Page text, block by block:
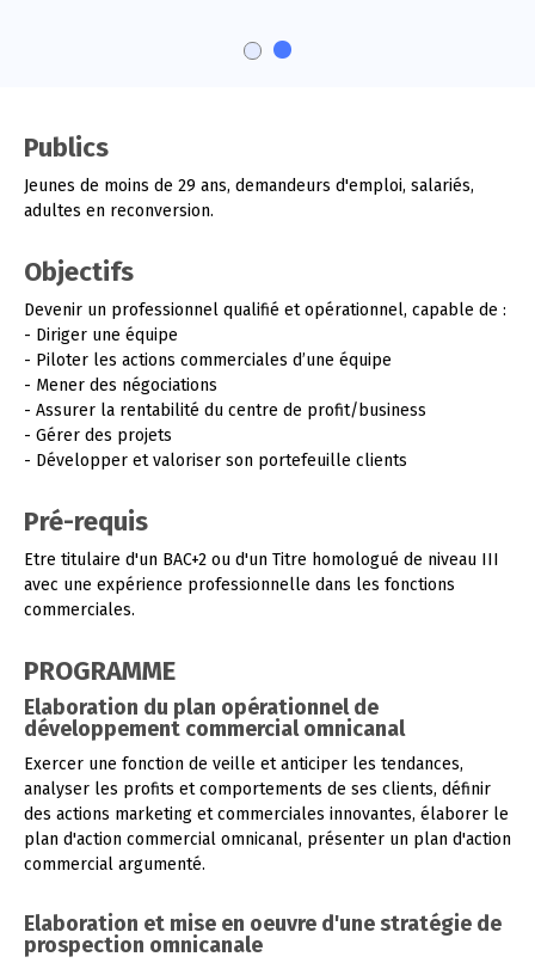
Publics
Jeunes de moins de 29 ans, demandeurs d'emploi, salariés,
adultes en reconversion.
Objectifs
Devenir un professionnel qualifié et opérationnel, capable de :
- Diriger une équipe
- Piloter les actions commerciales d’une équipe
- Mener des négociations
- Assurer la rentabilité du centre de profit/business
- Gérer des projets
- Développer et valoriser son portefeuille clients
Pré-requis
Etre titulaire d'un BAC+2 ou d'un Titre homologué de niveau III
avec une expérience professionnelle dans les fonctions
commerciales.
PROGRAMME
Elaboration du plan opérationnel de
développement commercial omnicanal
Exercer une fonction de veille et anticiper les tendances,
analyser les profits et comportements de ses clients, définir
des actions marketing et commerciales innovantes, élaborer le
plan d'action commercial omnicanal, présenter un plan d'action
commercial argumenté.
Elaboration et mise en oeuvre d'une stratégie de
prospection omnicanale